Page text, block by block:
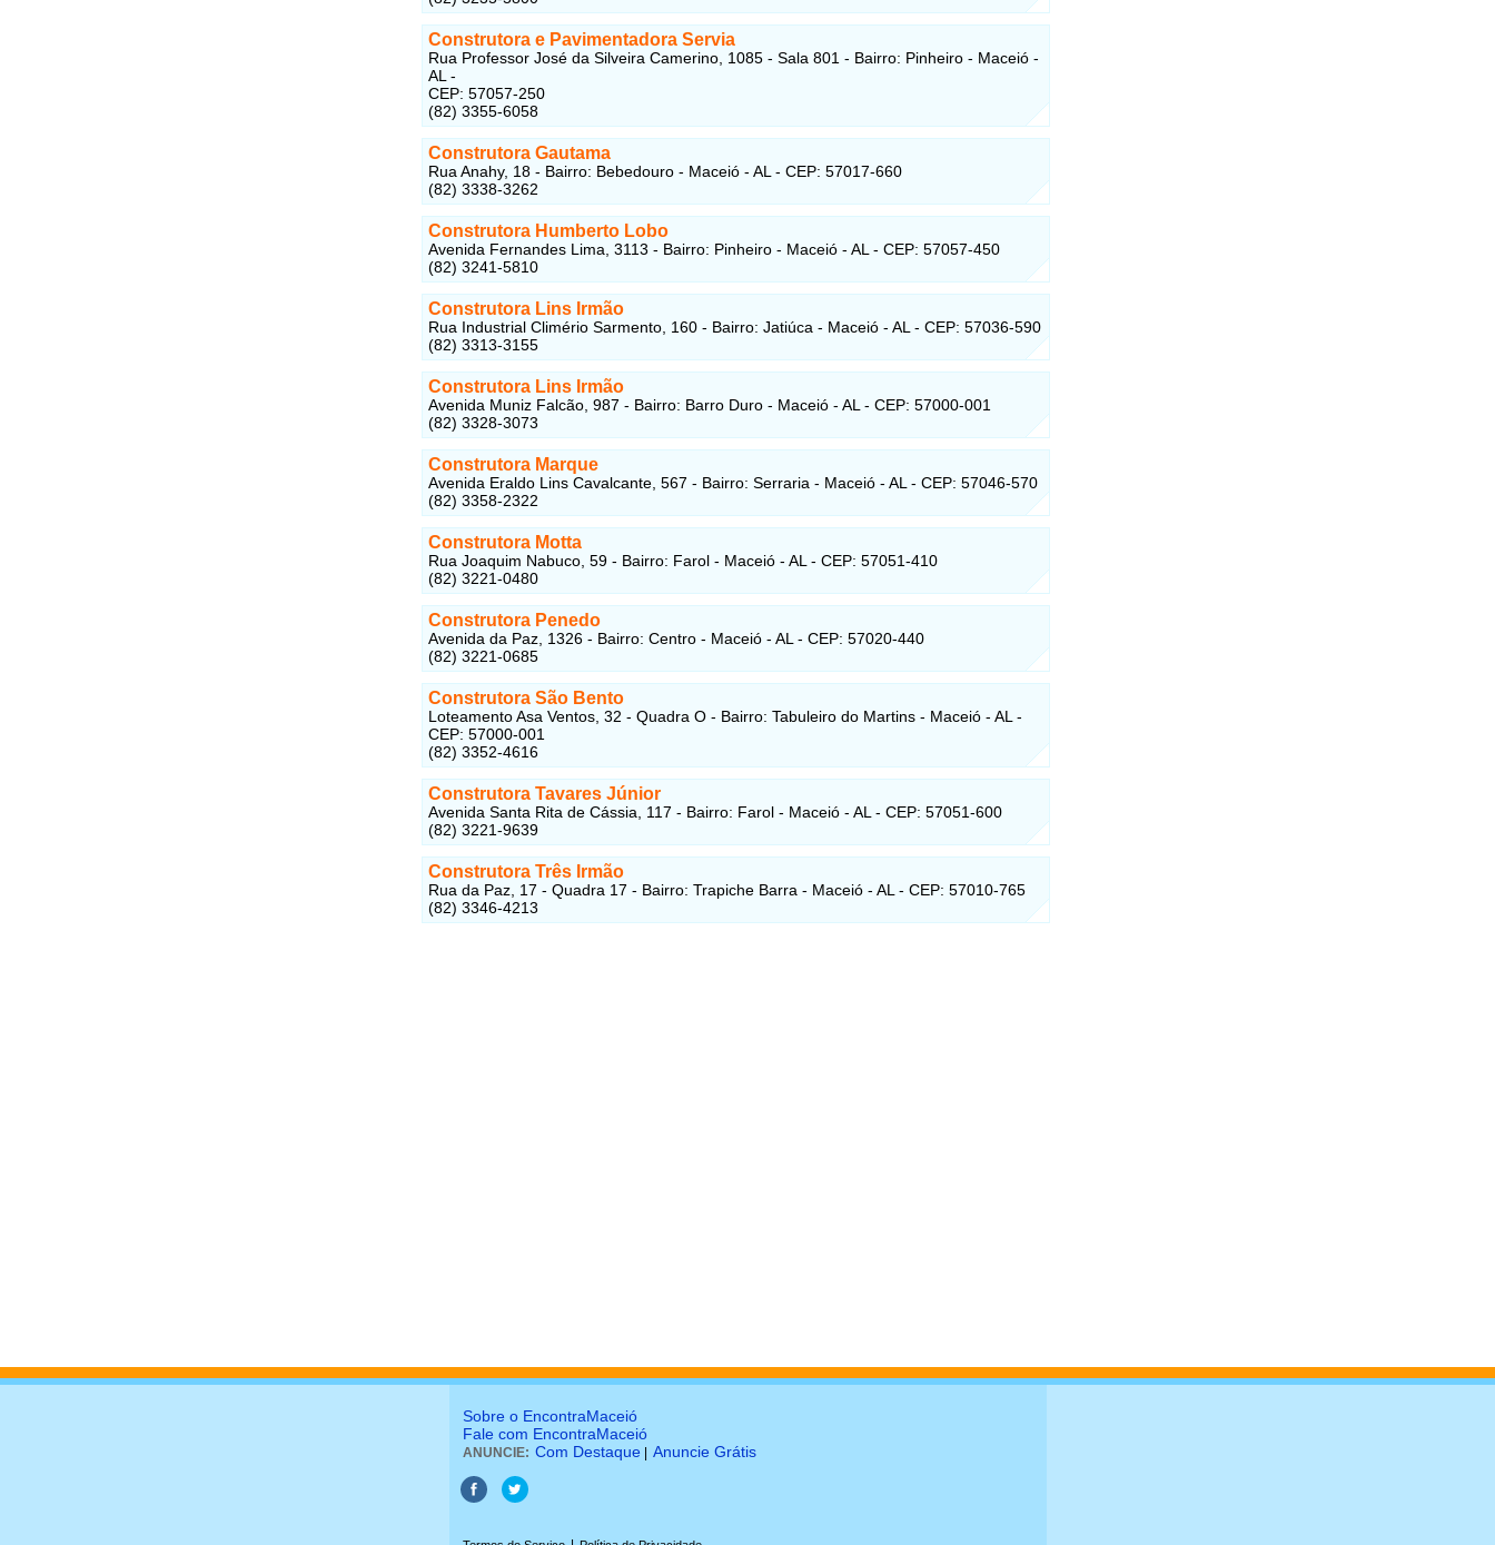
Construtora e Pavimentadora Servia
Rua Professor José da Silveira Camerino, 1085 - Sala 801 - Bairro: Pinheiro - Maceió -
AL -
CEP: 57057-250
(82) 3355-6058
Construtora Gautama
Rua Anahy, 18 - Bairro: Bebedouro - Maceió - AL - CEP: 57017-660
(82) 3338-3262
Construtora Humberto Lobo
Avenida Fernandes Lima, 3113 - Bairro: Pinheiro - Maceió - AL - CEP: 57057-450
(82) 3241-5810
Construtora Lins Irmão
Rua Industrial Climério Sarmento, 160 - Bairro: Jatiúca - Maceió - AL - CEP: 57036-590
(82) 3313-3155
Construtora Lins Irmão
Avenida Muniz Falcão, 987 - Bairro: Barro Duro - Maceió - AL - CEP: 57000-001
(82) 3328-3073
Construtora Marque
Avenida Eraldo Lins Cavalcante, 567 - Bairro: Serraria - Maceió - AL - CEP: 57046-570
(82) 3358-2322
Construtora Motta
Rua Joaquim Nabuco, 59 - Bairro: Farol - Maceió - AL - CEP: 57051-410
(82) 3221-0480
Construtora Penedo
Avenida da Paz, 1326 - Bairro: Centro - Maceió - AL - CEP: 57020-440
(82) 3221-0685
Construtora São Bento
Loteamento Asa Ventos, 32 - Quadra O - Bairro: Tabuleiro do Martins - Maceió - AL -
CEP: 57000-001
(82) 3352-4616
Construtora Tavares Júnior
Avenida Santa Rita de Cássia, 117 - Bairro: Farol - Maceió - AL - CEP: 57051-600
(82) 3221-9639
Construtora Três Irmão
Rua da Paz, 17 - Quadra 17 - Bairro: Trapiche Barra - Maceió - AL - CEP: 57010-765
(82) 3346-4213
Sobre o EncontraMaceió
Fale com EncontraMaceió
ANUNCIE: Com Destaque Anuncie Grátis